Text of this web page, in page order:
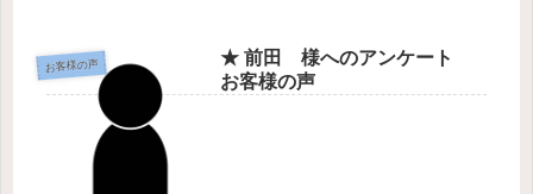
お客様の声
★ 前田 様へのアンケート
お客様の声